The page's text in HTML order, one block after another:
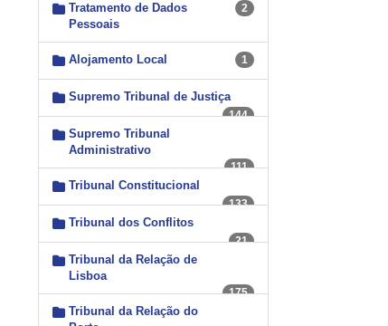
Tratamento de Dados
Pessoais
2
Alojamento Local 1
Supremo Tribunal de Justiça
144
Supremo Tribunal
Administrativo
111
Tribunal Constitucional
133
Tribunal dos Conflitos
21
Tribunal da Relação de
Lisboa
175
Tribunal da Relação do